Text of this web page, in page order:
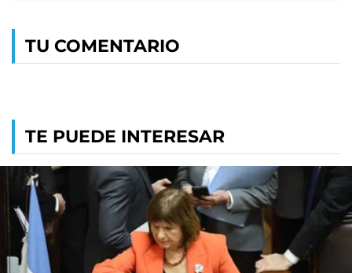
TU COMENTARIO
TE PUEDE INTERESAR